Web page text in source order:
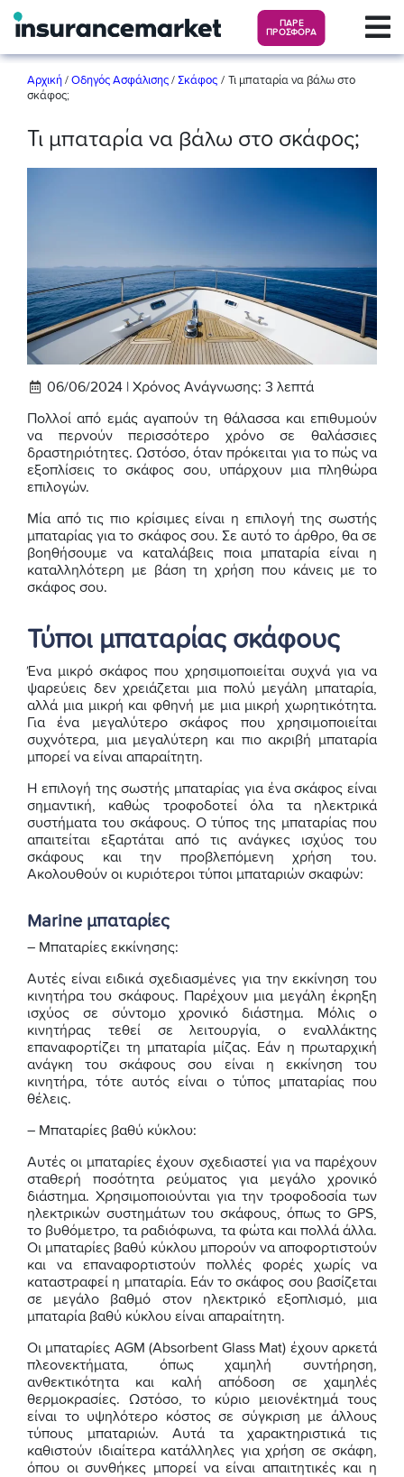
ΠΑΡΕ
ΠΡΟΣΦΟΡΑ
Αρχική / Οδηγός Ασφάλισης / Σκάφος / Τι μπαταρία να βάλω στο
σκάφος;
Τι μπαταρία να βάλω στο σκάφος;
06/06/2024 | Χρόνος Ανάγνωσης: 3 λεπτά
Πολλοί από εμάς αγαπούν τη θάλασσα και επιθυμούν
να περνούν περισσότερο χρόνο σε θαλάσσιες
δραστηριότητες. Ωστόσο, όταν πρόκειται για το πώς να
εξοπλίσεις το σκάφος σου, υπάρχουν μια πληθώρα
επιλογών.
Μία από τις πιο κρίσιμες είναι η επιλογή της σωστής
μπαταρίας για το σκάφος σου. Σε αυτό το άρθρο, θα σε
βοηθήσουμε να καταλάβεις ποια μπαταρία είναι η
καταλληλότερη με βάση τη χρήση που κάνεις με το
σκάφος σου.
Τύποι μπαταρίας σκάφους
Ένα μικρό σκάφος που χρησιμοποιείται συχνά για να
ψαρεύεις δεν χρειάζεται μια πολύ μεγάλη μπαταρία,
αλλά μια μικρή και φθηνή με μια μικρή χωρητικότητα.
Για ένα μεγαλύτερο σκάφος που χρησιμοποιείται
συχνότερα, μια μεγαλύτερη και πιο ακριβή μπαταρία
μπορεί να είναι απαραίτητη.
Η επιλογή της σωστής μπαταρίας για ένα σκάφος είναι
σημαντική, καθώς τροφοδοτεί όλα τα ηλεκτρικά
συστήματα του σκάφους. Ο τύπος της μπαταρίας που
απαιτείται εξαρτάται από τις ανάγκες ισχύος του
σκάφους και την προβλεπόμενη χρήση του.
Ακολουθούν οι κυριότεροι τύποι μπαταριών σκαφών:
Marine μπαταρίες
– Μπαταρίες εκκίνησης:
Αυτές είναι ειδικά σχεδιασμένες για την εκκίνηση του
κινητήρα του σκάφους. Παρέχουν μια μεγάλη έκρηξη
ισχύος σε σύντομο χρονικό διάστημα. Μόλις ο
κινητήρας τεθεί σε λειτουργία, ο εναλλάκτης
επαναφορτίζει τη μπαταρία μίζας. Εάν η πρωταρχική
ανάγκη του σκάφους σου είναι η εκκίνηση του
κινητήρα, τότε αυτός είναι ο τύπος μπαταρίας που
θέλεις.
– Μπαταρίες βαθύ κύκλου:
Αυτές οι μπαταρίες έχουν σχεδιαστεί για να παρέχουν
σταθερή ποσότητα ρεύματος για μεγάλο χρονικό
διάστημα. Χρησιμοποιούνται για την τροφοδοσία των
ηλεκτρικών συστημάτων του σκάφους, όπως το GPS,
το βυθόμετρο, τα ραδιόφωνα, τα φώτα και πολλά άλλα.
Οι μπαταρίες βαθύ κύκλου μπορούν να αποφορτιστούν
και να επαναφορτιστούν πολλές φορές χωρίς να
καταστραφεί η μπαταρία. Εάν το σκάφος σου βασίζεται
σε μεγάλο βαθμό στον ηλεκτρικό εξοπλισμό, μια
μπαταρία βαθύ κύκλου είναι απαραίτητη.
Οι μπαταρίες AGM (Absorbent Glass Mat) έχουν αρκετά
πλεονεκτήματα, όπως χαμηλή συντήρηση,
ανθεκτικότητα και καλή απόδοση σε χαμηλές
θερμοκρασίες. Ωστόσο, το κύριο μειονέκτημά τους
είναι το υψηλότερο κόστος σε σύγκριση με άλλους
τύπους μπαταριών. Αυτά τα χαρακτηριστικά τις
καθιστούν ιδιαίτερα κατάλληλες για χρήση σε σκάφη,
όπου οι συνθήκες μπορεί να είναι απαιτητικές και η